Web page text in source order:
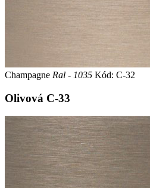
Champagne Ral - 1035 Kód: C-32
Olivová C-33